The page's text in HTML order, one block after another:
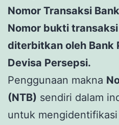
Nomor Transaksi
Nomor bukti
diterbitkan oleh Bank
Devisa Persepsi.
Penggunaan makna
(NTB) sendiri dalam
untuk